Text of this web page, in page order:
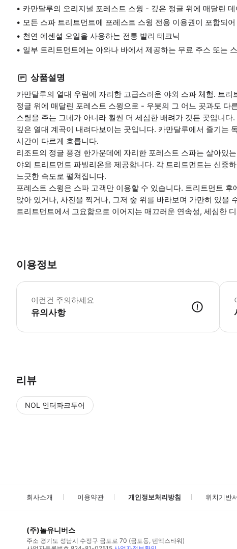
카만달루의 오리지널 포레스트 스윙 - 깊은 정글 위에 매달린 데
모든 스파 트리트먼트에 포레스트 스윙 전용 이용권이 포함되
천연 에센셜 오일을 사용하는 전통 발리 테크닉
일부 트리트먼트에는 아와나 바에서 제공하는 무료 주스 또는
상품설명
카만달루의 열대 우림에 자리한 고급스러운 야외 스파 체험. 트리
정글 위에 매달린 포레스트 스윙으로 - 우붓의 그 어느 곳과도 다
스릴을 주는 그네가 아니라 훨씬 더 세심한 배려가 깃든 곳입니
깊은 열대 계곡이 내려다보이는 곳입니다. 카만달루에서 즐기는
시간이 다르게 흐릅니다.
리조트의 정글 풍경 한가운데에 자리한 포레스트 스파는 살아있
야외 트리트먼트 파빌리온을 제공합니다. 각 트리트먼트는 신중
느긋한 속도로 펼쳐집니다.
포레스트 스윙은 스파 고객만 이용할 수 있습니다. 트리트먼트
앉아 있거나, 사진을 찍거나, 그저 숲 위를 바라보며 가만히 있을
트리트먼트에서 고요함으로 이어지는 매끄러운 연속성, 세심한
이용정보
이런건 주의하세요
유의사항
예약
리뷰
NOL 인터파크투어
회사소개 이용약관 개인정보처리방침 위치기반
(주)놀유니버스
주소 경기도 성남시 수정구 금토로 70 (금토동, 텐엑스타워)